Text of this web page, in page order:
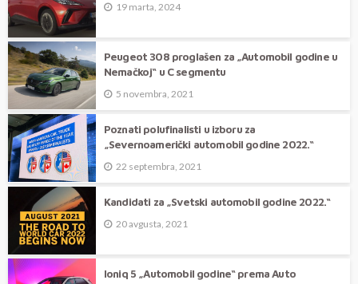
19 marta, 2024
Peugeot 308 proglašen za „Automobil godine u
Nemačkoj“ u C segmentu
5 novembra, 2021
Poznati polufinalisti u izboru za
„Severnoamerički automobil godine 2022.“
22 septembra, 2021
Kandidati za „Svetski automobil godine 2022.“
20 avgusta, 2021
Ioniq 5 „Automobil godine“ prema Auto